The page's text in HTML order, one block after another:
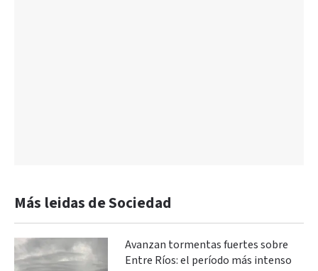
Más leidas de Sociedad
Avanzan tormentas fuertes sobre
Entre Ríos: el período más intenso